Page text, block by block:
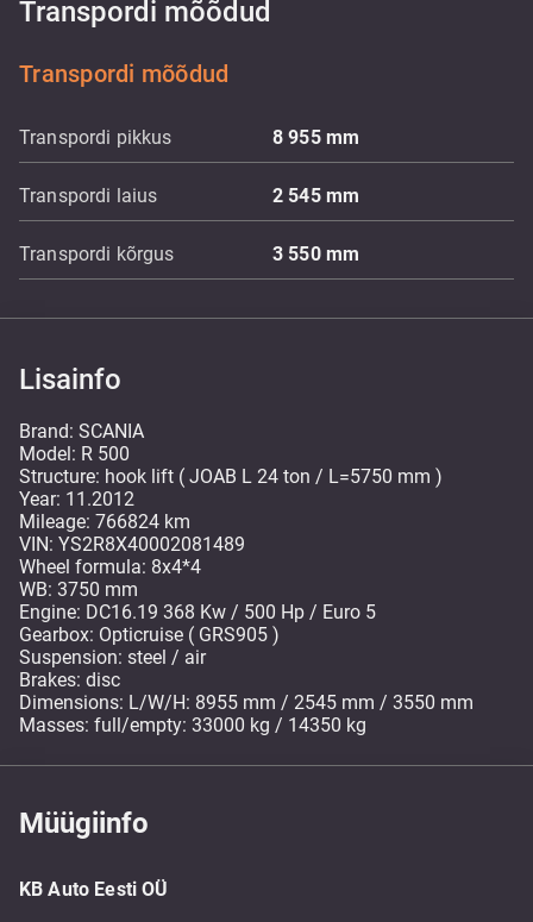
Transpordi mõõdud
Transpordi mõõdud
Transpordi pikkus 8 955 mm
Transpordi laius 2 545 mm
Transpordi kõrgus 3 550 mm
Lisainfo
Brand: SCANIA
Model: R 500
Structure: hook lift ( JOAB L 24 ton / L=5750 mm )
Year: 11.2012
Mileage: 766824 km
VIN: YS2R8X40002081489
Wheel formula: 8x4*4
WB: 3750 mm
Engine: DC16.19 368 Kw / 500 Hp / Euro 5
Gearbox: Opticruise ( GRS905 )
Suspension: steel / air
Brakes: disc
Dimensions: L/W/H: 8955 mm / 2545 mm / 3550 mm
Masses: full/empty: 33000 kg / 14350 kg
Müügiinfo
KB Auto Eesti OÜ